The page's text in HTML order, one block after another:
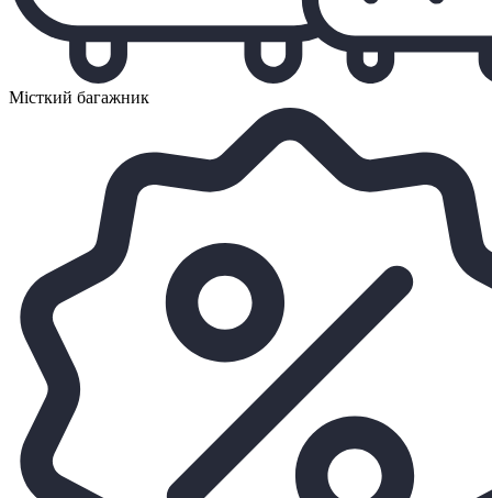
Місткий багажник